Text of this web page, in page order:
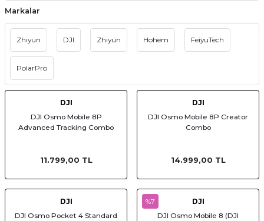
Makinesi
Markalar
Zhiyun DJI Zhiyun Hohem FeiyuTech
PolarPro
DJI
DJI Osmo Mobile 8P
Advanced Tracking Combo
11.799,00 TL
DJI
DJI Osmo Mobile 8P Creator
Combo
14.999,00 TL
DJI
DJI Osmo Pocket 4 Standard
%7
DJI
DJI Osmo Mobile 8 (DJI